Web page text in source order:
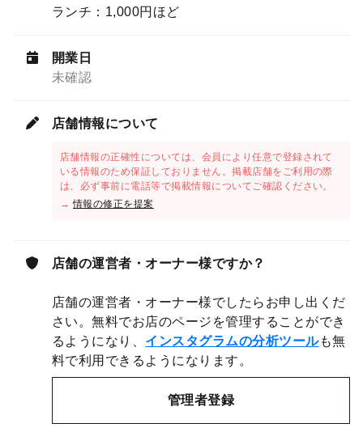
ランチ：1,000円ほど
開業日
未確認
店舗情報について
店舗情報の正確性については、会員により任意で登録されて
いる情報のため保証しておりません。掲載店舗をご利用の際
は、必ず事前に電話等で掲載情報についてご確認ください。
→情報の修正を提案
店舗の運営者・オーナー様ですか？
店舗の運営者・オーナー様でしたらお申し出くだ
さい。無料でお店のページを管理することができ
るようになり、 インスタグラムの分析ツールも無
料で利用できるようになります。
管理者登録